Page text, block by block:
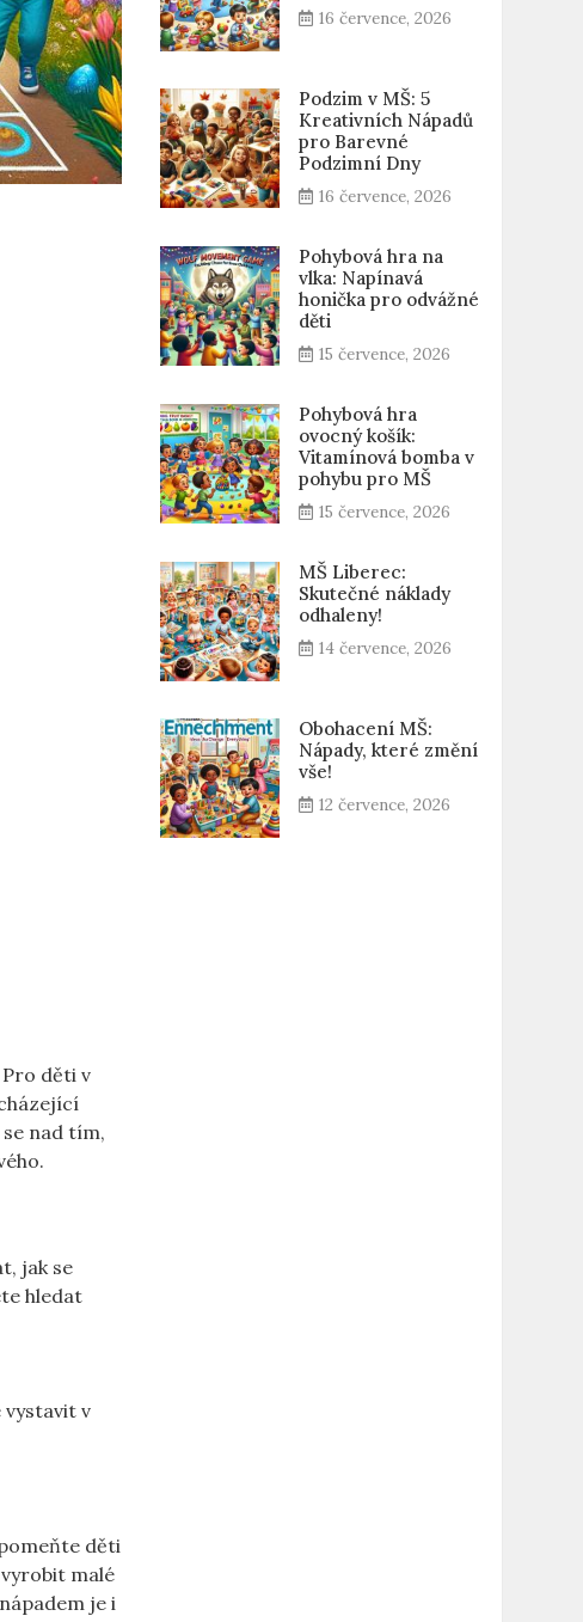
děti‌ v
nad tím,
jak se⁢
hledat
vystavit v
děti
malé
je i
16 července, 2026
Podzim v MŠ: 5
Kreativních Nápadů
pro Barevné
Podzimní Dny
16 července, 2026
Pohybová hra na
vlka: Napínavá
honička pro odvážné
děti
15 července, 2026
Pohybová hra
ovocný košík:
Vitamínová bomba v
pohybu pro MŠ
15 července, 2026
MŠ Liberec:
Skutečné náklady
odhaleny!
14 července, 2026
Obohacení MŠ:
Nápady, které změní
vše!
12 července, 2026